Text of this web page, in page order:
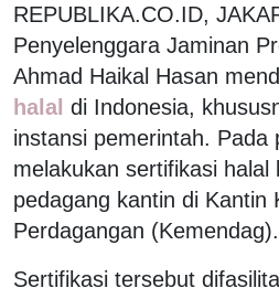
REPUBLIKA.CO.ID,
Penyelenggara Jaminan
Ahmad Haikal Hasan
halal di Indonesia,
instansi pemerintah. Pada
melakukan sertifikasi
pedagang kantin di Kantin
Perdagangan (Kemendag).
Sertifikasi tersebut